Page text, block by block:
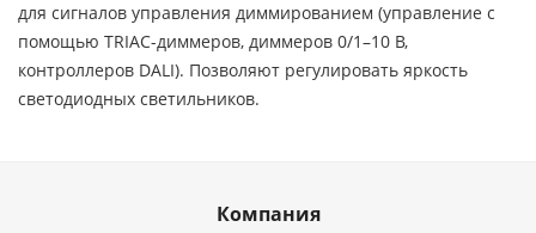
для сигналов управления диммированием (управление с
помощью TRIAC-диммеров, диммеров 0/1–10 В,
контроллеров DALI). Позволяют регулировать яркость
светодиодных светильников.
Компания